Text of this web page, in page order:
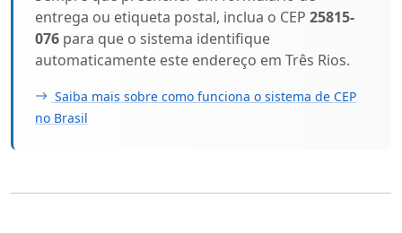
entrega ou etiqueta postal, inclua o CEP 25815-
076 para que o sistema identifique
automaticamente este endereço em Três Rios.
Saiba mais sobre como funciona o sistema de CEP
no Brasil